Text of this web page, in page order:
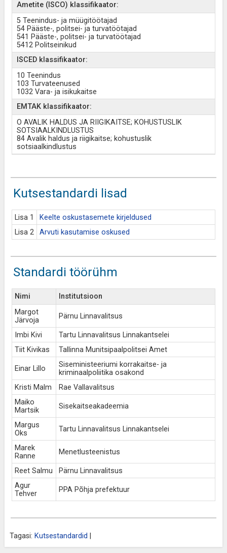
Ametite (ISCO) klassifikaator:
5 Teenindus- ja müügitöötajad
54 Pääste-, politsei- ja turvatöötajad
541 Pääste-, politsei- ja turvatöötajad
5412 Politseinikud
ISCED klassifikaator:
10 Teenindus
103 Turvateenused
1032 Vara- ja isikukaitse
EMTAK klassifikaator:
O AVALIK HALDUS JA RIIGIKAITSE; KOHUSTUSLIK
SOTSIAALKINDLUSTUS
84 Avalik haldus ja riigikaitse; kohustuslik
sotsiaalkindlustus
Kutsestandardi lisad
Lisa 1
Keelte oskustasemete kirjeldused
Lisa 2
Arvuti kasutamise oskused
Standardi töörühm
Nimi
Institutsioon
Margot
Järvoja
Pärnu Linnavalitsus
Imbi Kivi
Tartu Linnavalitsus Linnakantselei
Tiit Kivikas
Tallinna Munitsipaalpolitsei Amet
Einar Lillo
Siseministeeriumi korrakaitse- ja
kriminaalpoliitika osakond
Kristi Malm
Rae Vallavalitsus
Maiko
Martsik
Sisekaitseakadeemia
Margus
Oks
Tartu Linnavalitsus Linnakantselei
Marek
Ranne
Menetlusteenistus
Reet Salmu
Pärnu Linnavalitsus
Agur
Tehver
PPA Põhja prefektuur
Tagasi: Kutsestandardid